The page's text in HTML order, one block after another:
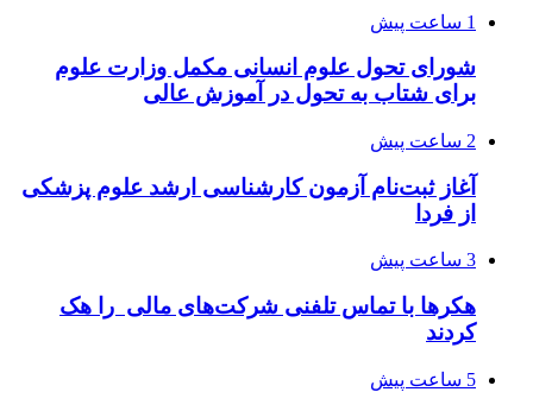
1 ساعت پیش
شورای تحول علوم انسانی مکمل وزارت علوم
برای شتاب به تحول در آموزش عالی
2 ساعت پیش
آغاز ثبت‌نام‌ آزمون کارشناسی ارشد علوم پزشکی
از فردا
3 ساعت پیش
هکرها با تماس تلفنی شرکت‌های مالی را هک
کردند
5 ساعت پیش